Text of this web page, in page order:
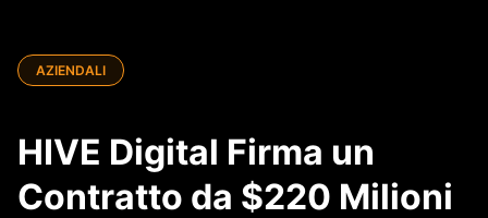
AZIENDALI
HIVE Digital Firma un
Contratto da $220 Milioni